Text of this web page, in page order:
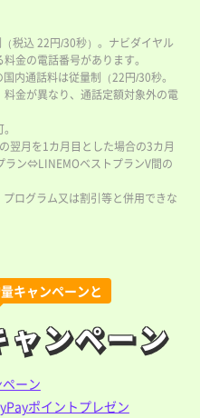
税込 22円/30秒）。ナビダイヤル
金の電話番号があります。
内通話料は従量制（22円/30秒。
金が異なり、通話定額対象外の電
翌月を1カ月目とした場合の3カ月
ラン⇔LINEMOベストプランV間の
ログラム又は割引等と併用できな
キャンペーンと
ャンペーン
ャンペーン
ーン
ポイントプレゼン